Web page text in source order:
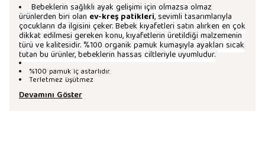
Bebeklerin sağlıklı ayak gelişimi için olmazsa olmaz
ürünlerden biri olan ev-kreş patikleri, sevimli tasarımlarıyla
çocukların da ilgisini çeker. Bebek kıyafetleri satın alırken en çok
dikkat edilmesi gereken konu, kıyafetlerin üretildiği malzemenin
türü ve kalitesidir. %100 organik pamuk kumaşıyla ayakları sıcak
tutan bu ürünler, bebeklerin hassas ciltleriyle uyumludur.
%100 pamuk iç astarlıdır.
Terletmez üşütmez
Devamını Göster